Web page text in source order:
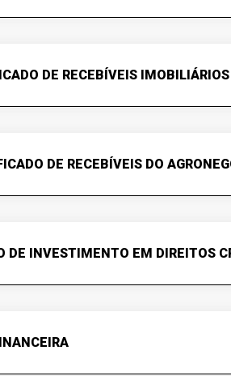
DE RECEBÍVEIS IMOBILIÁRIOS
DE RECEBÍVEIS DO
DE INVESTIMENTO EM DIREITOS